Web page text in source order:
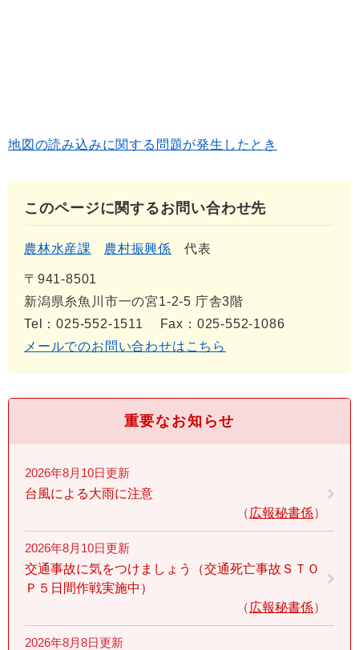
地図の読み込みに関する問題が発生したとき
このページに関するお問い合わせ先
農林水産課 農村振興係 代表
〒941-8501
新潟県糸魚川市一の宮1-2-5 庁舎3階
Tel：025-552-1511
Fax：025-552-1086
メールでのお問い合わせはこちら
重要なお知らせ
2026年8月10日更新
台風による大雨に注意
広報秘書係
2026年8月10日更新
交通事故に気をつけましょう（交通死亡事故ＳＴＯ
Ｐ５日間作戦実施中）
広報秘書係
2026年8月8日更新